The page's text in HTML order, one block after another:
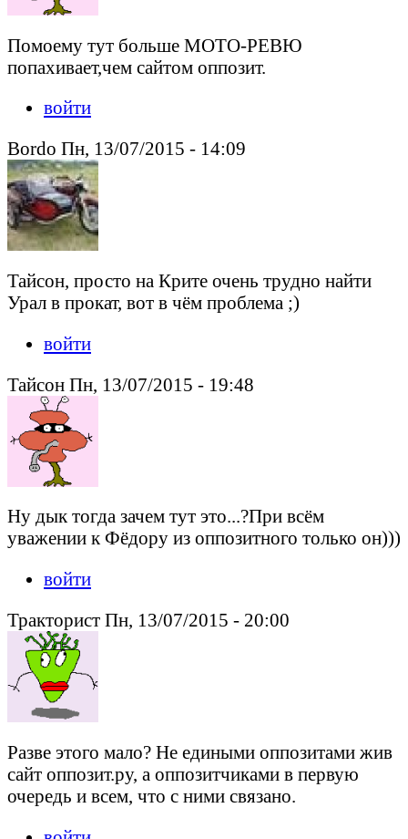
Помоему тут больше МОТО-РЕВЮ
попахивает,чем сайтом оппозит.
войти
Bordo Пн, 13/07/2015 - 14:09
Тайсон, просто на Крите очень трудно найти
Урал в прокат, вот в чём проблема ;)
войти
Тайсон Пн, 13/07/2015 - 19:48
Ну дык тогда зачем тут это...?При всём
уважении к Фёдору из оппозитного только он)))
войти
Тракторист Пн, 13/07/2015 - 20:00
Разве этого мало? Не едиными оппозитами жив
сайт оппозит.ру, а оппозитчиками в первую
очередь и всем, что с ними связано.